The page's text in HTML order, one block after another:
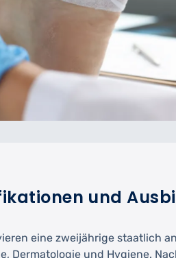
und
eine zweijährige staatlich
Dermatologie und Hygiene.